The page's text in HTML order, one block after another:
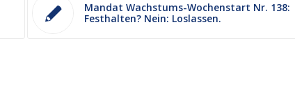
Mandat Wachstums-Wochenstart Nr. 138:
Festhalten? Nein: Loslassen.